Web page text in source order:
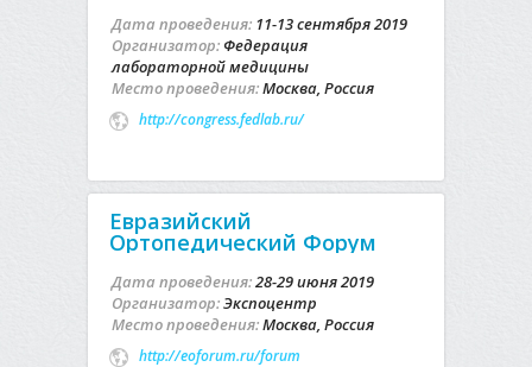
Дата проведения: 11-13 сентября 2019
Организатор:Федерация
лабораторной медицины
Место проведения:Москва, Россия
http://congress.fedlab.ru/
Евразийский
Ортопедический Форум
Дата проведения:28-29 июня 2019
Организатор:Экспоцентр
Место проведения:Москва, Россия
http://eoforum.ru/forum